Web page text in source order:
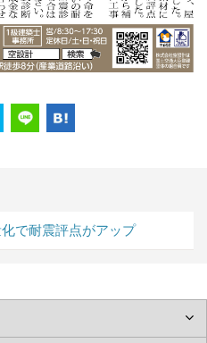
で耐震評点がアップ